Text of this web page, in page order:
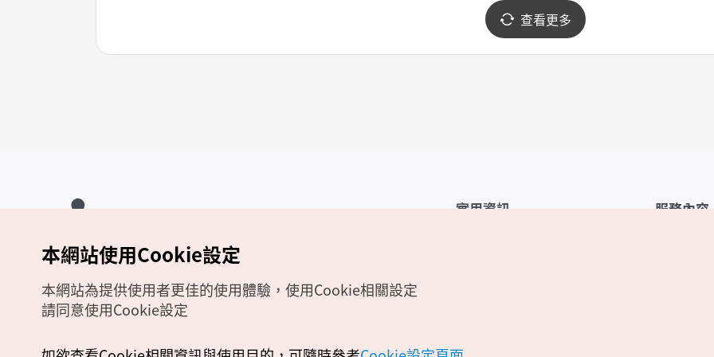
查看更多
實用資訊 服務內容
Copyrights (c) 韓國觀光公社版權所有
如有相關疑問或建議，歡迎來信至官方信箱
本網站使用Cookie設定
本網站為提供使用者更佳的使用體驗，使用Cookie相關設定
請同意使用Cookie設定